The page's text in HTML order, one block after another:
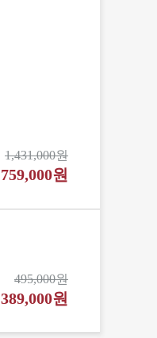
759,000원
1,431,000원
389,000원
495,000원